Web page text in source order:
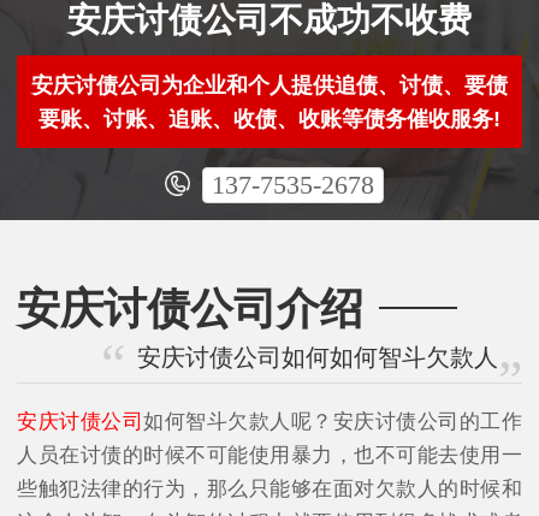
安庆讨债公司不成功不收费
安庆讨债公司为企业和个人提供追债、讨债、要债
要账、讨账、追账、收债、收账等债务催收服务!
137-7535-2678
安庆讨债公司介绍
安庆讨债公司如何如何智斗欠款人
安庆讨债公司如何智斗欠款人呢？安庆讨债公司的工作
人员在讨债的时候不可能使用暴力，也不可能去使用一
些触犯法律的行为，那么只能够在面对欠款人的时候和